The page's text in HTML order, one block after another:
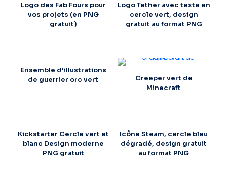
Logo des Fab Fours pour
vos projets (en PNG
gratuit)
Logo Tether avec texte en
cercle vert, design
gratuit au format PNG
Ensemble d'illustrations
de guerrier orc vert
Creeper vert de
Minecraft
Kickstarter Cercle vert et
blanc Design moderne
PNG gratuit
Icône Steam, cercle bleu
dégradé, design gratuit
au format PNG